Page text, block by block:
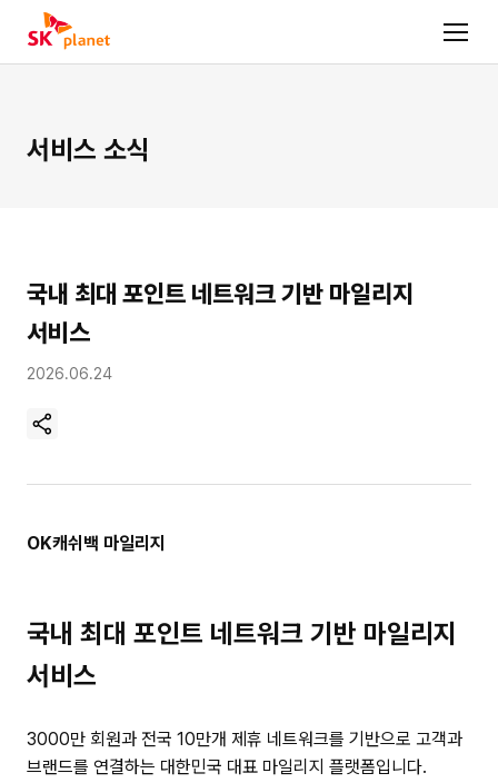
서비스 소식
국내 최대 포인트 네트워크 기반 마일리지
서비스
2026.06.24
현
이
소
OK캐쉬백 마일리지
국내 최대 포인트 네트워크 기반 마일리지
서비스
3000만 회원과 전국 10만개 제휴 네트워크를 기반으로 고객과
브랜드를 연결하는 대한민국 대표 마일리지 플랫폼입니다.